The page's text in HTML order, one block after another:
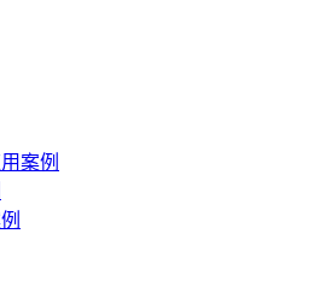
案例